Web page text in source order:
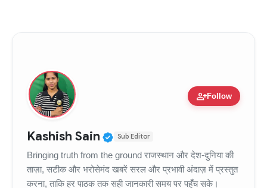
person_addFollow
Kashish Sain Verified Public Figure •
Sub Editor
Bringing truth from the ground राजस्थान और देश-दुनिया की
ताज़ा, सटीक और भरोसेमंद खबरें सरल और प्रभावी अंदाज़ में प्रस्तुत
करना, ताकि हर पाठक तक सही जानकारी समय पर पहुँच सके।